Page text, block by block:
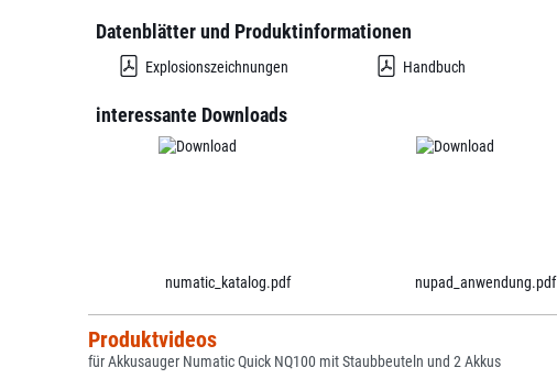
Datenblätter und Produktinformationen
Explosionszeichnungen Handbuch
interessante Downloads
numatic_katalog.pdf nupad_anwendung.pdf
Produktvideos
für Akkusauger Numatic Quick NQ100 mit Staubbeuteln und 2 Akkus